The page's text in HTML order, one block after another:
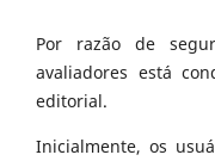
Por razão de
avaliadores está
editorial.
Inicialmente, os